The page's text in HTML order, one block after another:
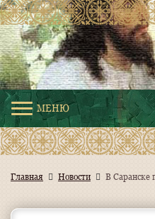
МЕНЮ
Главная Новости